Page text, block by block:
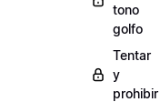
tono
golfo
Tentar
y
prohibir